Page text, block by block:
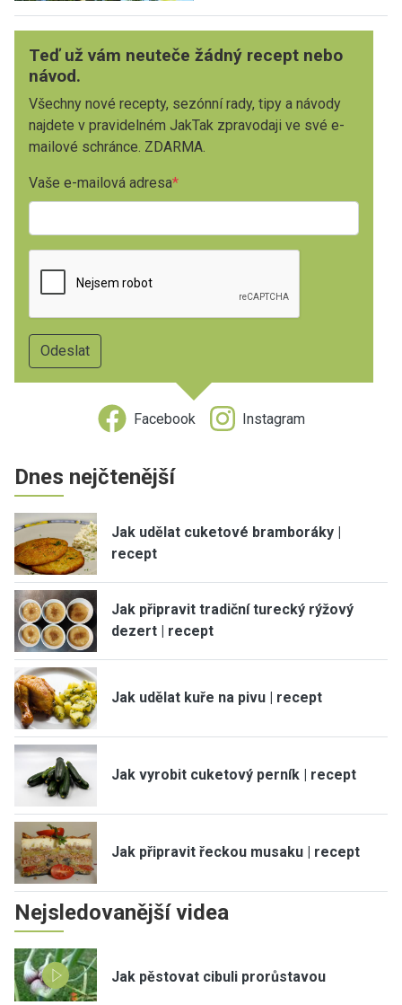
Teď už vám neuteče žádný recept nebo
návod.
Všechny nové recepty, sezónní rady, tipy a návody
najdete v pravidelném JakTak zpravodaji ve své e-
mailové schránce. ZDARMA.
Vaše e-mailová adresa
Facebook Instagram
Dnes nejčtenější
Jak udělat cuketové bramboráky |
recept
Jak připravit tradiční turecký rýžový
dezert | recept
Jak udělat kuře na pivu | recept
Jak vyrobit cuketový perník | recept
Jak připravit řeckou musaku | recept
Nejsledovanější videa
Jak pěstovat cibuli prorůstavou